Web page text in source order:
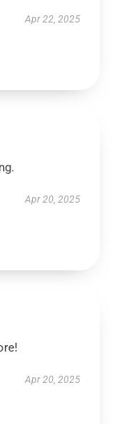
Apr 22, 2025
Apr 20, 2025
Apr 20, 2025